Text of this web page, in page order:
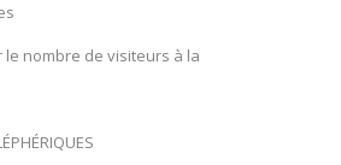
le nombre de visiteurs à la